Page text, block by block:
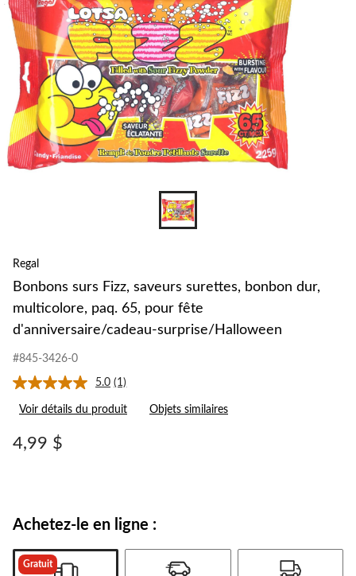
Regal
Bonbons surs Fizz, saveurs surettes, bonbon dur,
multicolore, paq. 65, pour fête
d'anniversaire/cadeau-surprise/Halloween
#845-3426-0
5.0 Lire
commentaire.
(1)
Voir détails du produit Objets similaires
4,99 $
Achetez-le en ligne :
Gratuit